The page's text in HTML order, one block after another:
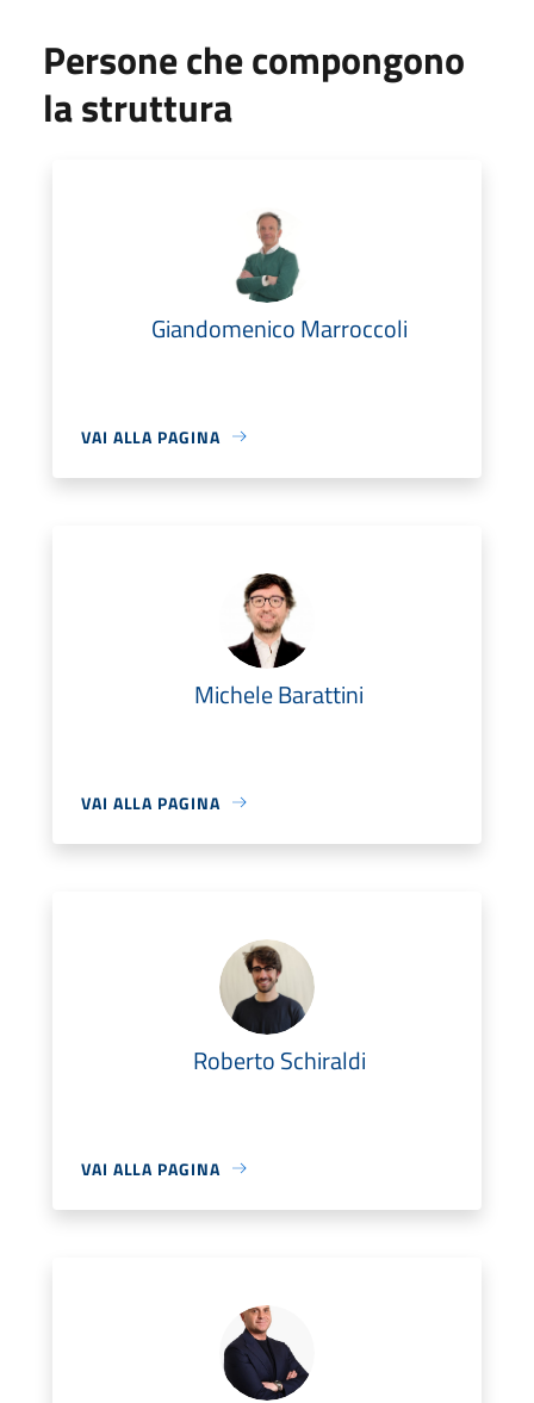
Persone che compongono
la struttura
Giandomenico Marroccoli
VAI ALLA PAGINA
Michele Barattini
VAI ALLA PAGINA
Roberto Schiraldi
VAI ALLA PAGINA